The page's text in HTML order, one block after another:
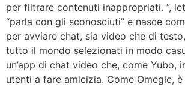
per filtrare contenuti inappropriati. ”,
“parla con gli sconosciuti” e nasce
per avviare chat, sia video che di
tutto il mondo selezionati in modo
un’app di chat video che, come Yubo,
utenti a fare amicizia. Come Omegle,